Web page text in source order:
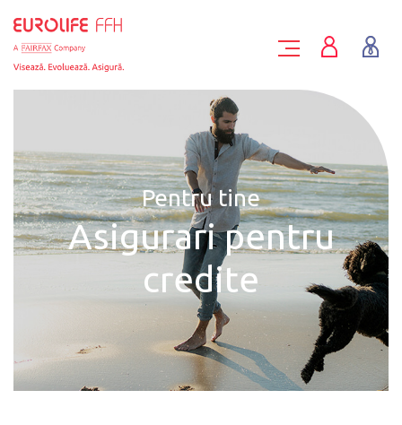
Pentru tine
Asigurari pentru
credite